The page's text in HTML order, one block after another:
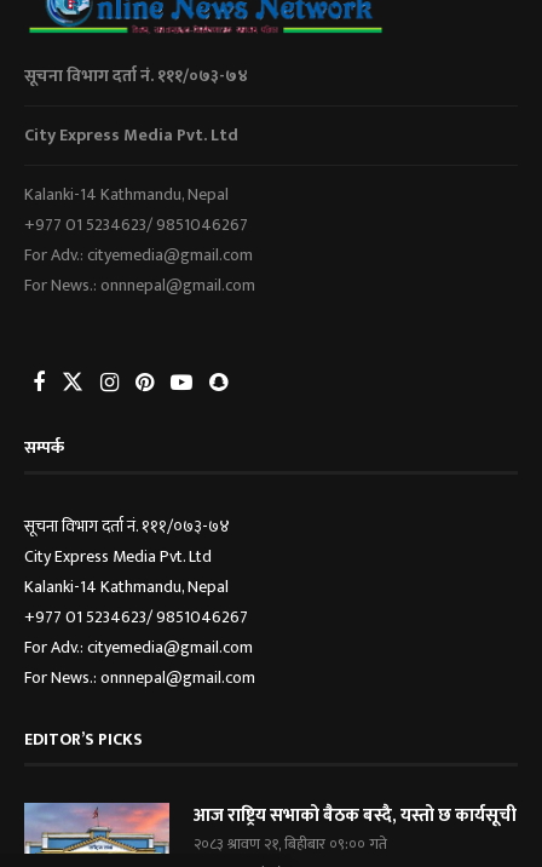
सूचना विभाग दर्ता नं. १११/०७३-७४
City Express Media Pvt. Ltd
Kalanki-14 Kathmandu, Nepal
+977 01 5234623/ 9851046267
For Adv.: cityemedia@gmail.com
For News.: onnnepal@gmail.com
सम्पर्क
सूचना विभाग दर्ता नं. १११/०७३-७४
City Express Media Pvt. Ltd
Kalanki-14 Kathmandu, Nepal
+977 01 5234623/ 9851046267
For Adv.: cityemedia@gmail.com
For News.: onnnepal@gmail.com
EDITOR’S PICKS
आज राष्ट्रिय सभाको बैठक बस्दै, यस्तो छ कार्यसूची
२०८३ श्रावण २१, बिहीबार ०९:०० गते